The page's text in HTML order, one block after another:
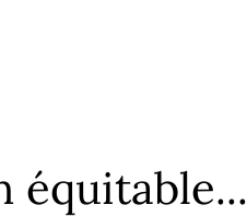
équitable...